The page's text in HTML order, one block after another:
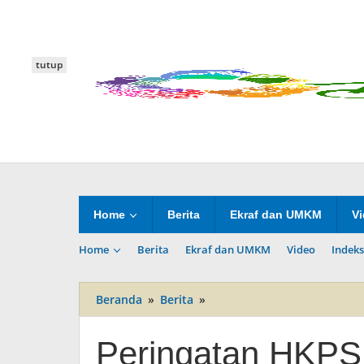
Home Berita Ekraf dan UMKM
Home Berita Ekraf dan UMKM Video
tutup
Beranda » Berita »
HKPS,
Keamanan
Peringatan